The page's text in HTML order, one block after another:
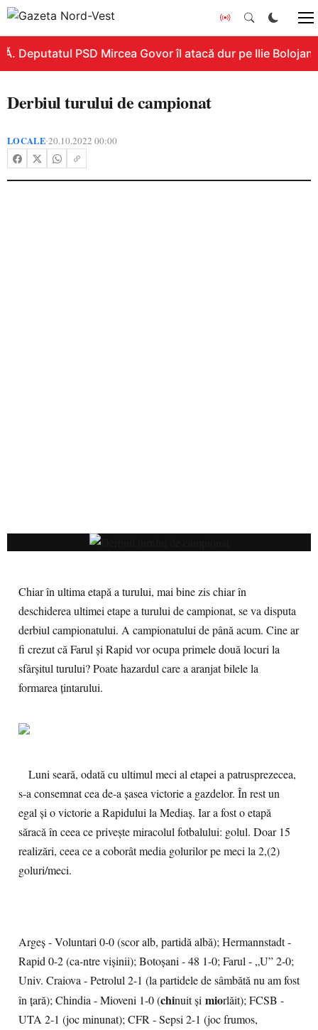
Deputatul PSD Mircea Govor îl atacă dur pe Ilie
Derbiul turului de campionat
LOCALE•20.10.2022 00:00
Chiar în ultima etapă a turului, mai bine zis chiar în
deschiderea ultimei etape a turului de campionat, se va disputa
derbiul campionatului. A campionatului de până acum. Cine ar
fi crezut că Farul și Rapid vor ocupa primele două locuri la
sfârșitul turului? Poate hazardul care a aranjat bilele la
formarea țintarului.
Luni seară, odată cu ultimul meci al etapei a patrusprezecea,
s-a consemnat cea de-a șasea victorie a gazdelor. În rest un
egal și o victorie a Rapidului la Mediaș. Iar a fost o etapă
săracă în ceea ce privește miracolul fotbalului: golul. Doar 15
realizări, ceea ce a coborât media golurilor pe meci la 2,(2)
goluri/meci.
Argeș - Voluntari 0-0 (scor alb, partidă albă); Hermannstadt -
Rapid 0-2 (ca-ntre vișinii); Botoșani - 48 1-0; Farul - „U” 2-0;
Univ. Craiova - Petrolul 2-1 (la partidele de sâmbătă nu am fost
în țară); Chindia - Mioveni 1-0 (chinuit și miorlăit); FCSB -
UTA 2-1 (joc minunat); CFR - Sepsi 2-1 (joc frumos,